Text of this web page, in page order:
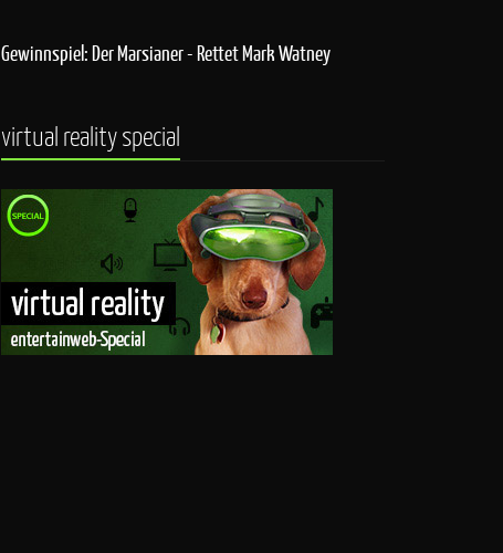
Gewinnspiel: Der Marsianer - Rettet Mark Watney
virtual reality special